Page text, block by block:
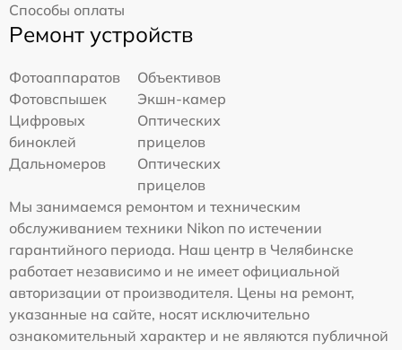
Способы оплаты
Ремонт устройств
Фотоаппаратов
Объективов
Фотовспышек
Экшн-камер
Цифровых
биноклей
Оптических
прицелов
Дальномеров
Оптических
прицелов
Мы занимаемся ремонтом и техническим
обслуживанием техники Nikon по истечении
гарантийного периода. Наш центр в Челябинске
работает независимо и не имеет официальной
авторизации от производителя. Цены на ремонт,
указанные на сайте, носят исключительно
ознакомительный характер и не являются публичной